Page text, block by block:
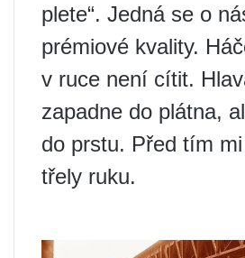
plete“. Jedná se o
prémiové kvality.
v ruce není cítit.
zapadne do plátna,
do prstu. Před tím
třely ruku.